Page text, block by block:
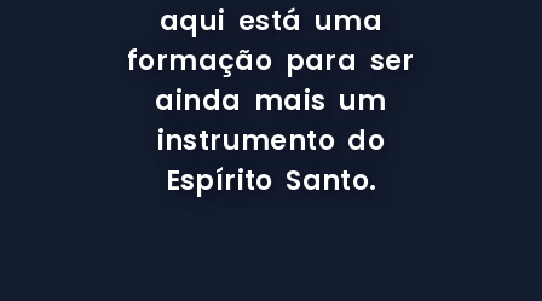
aqui está uma
formação para ser
ainda mais um
instrumento do
Espírito Santo.